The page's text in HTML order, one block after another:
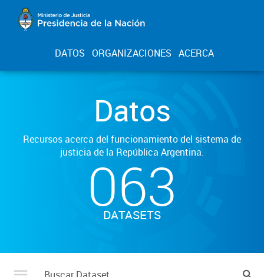
DATOS ORGANIZACIONES ACERCA
Datos
Recursos acerca del funcionamiento del sistema de
justicia de la República Argentina.
063
DATASETS